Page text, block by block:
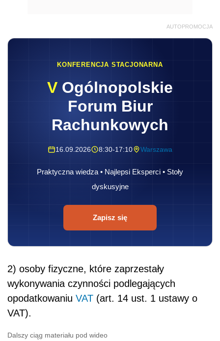
AUTOPROMOCJA
KONFERENCJA STACJONARNA
V Ogólnopolskie
Forum Biur
Rachunkowych
16.09.2026 8:30-17:10 Warszawa
Praktyczna wiedza • Najlepsi Eksperci • Stoły
dyskusyjne
Zapisz się
2) osoby fizyczne, które zaprzestały
wykonywania czynności podlegających
opodatkowaniu VAT (art. 14 ust. 1 ustawy o
VAT).
Dalszy ciąg materiału pod wideo